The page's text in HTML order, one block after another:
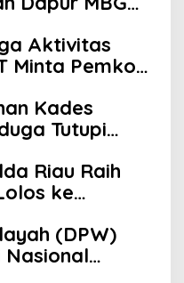
Aktivitas
Minta Pemko
di Jalan
Kades
Tutupi
Riau Raih
ke
(DPW)
Nasional